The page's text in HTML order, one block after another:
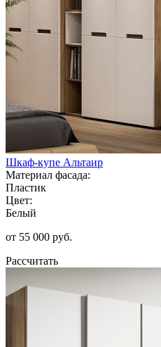
Шкаф-купе Альтаир
Материал фасада:
Пластик
Цвет:
Белый
от 55 000 руб.
Рассчитать